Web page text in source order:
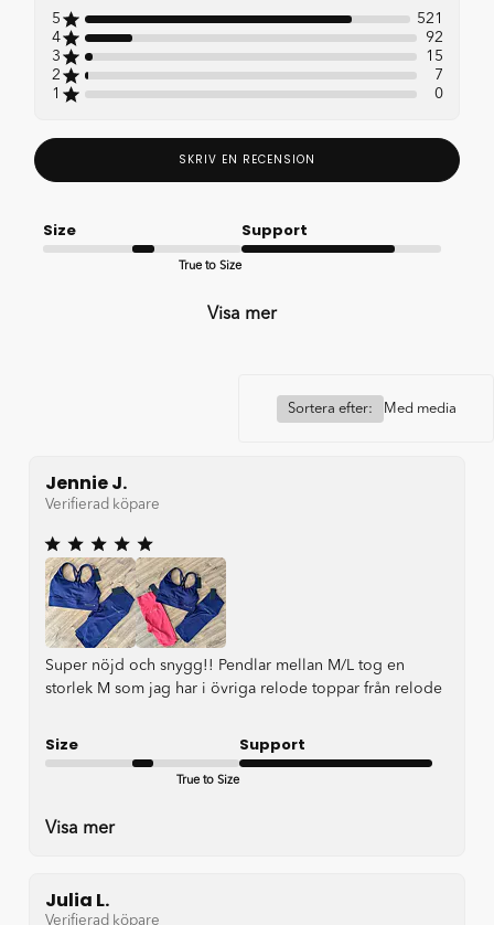
5
521
4
92
3
15
2
7
1
0
SKRIV EN RECENSION
Size
True to Size
Support
Visa mer
Sortera efter: Med media
Jennie J.
Verifierad köpare
Super nöjd och snygg!! Pendlar mellan M/L tog en
storlek M som jag har i övriga relode toppar från relode
Size
True to Size
Support
Visa mer
Julia L.
Verifierad köpare